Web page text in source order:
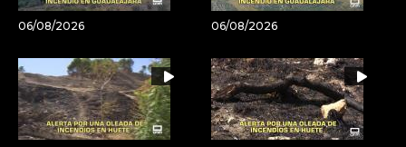
06/08/2026 06/08/2026